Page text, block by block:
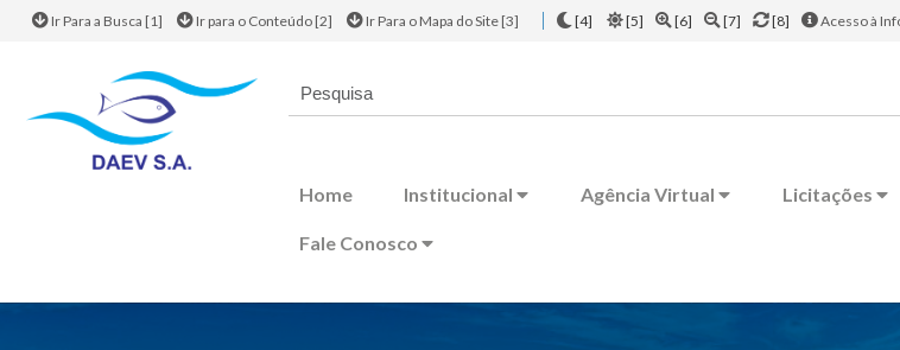
Ir Para a Busca [1] Ir para o Conteúdo [2] Ir Para o Mapa do Site [3] [4] [5] [6] [7] [8] Acesso à
Home Institucional Agência Virtual Licitações
Fale Conosco